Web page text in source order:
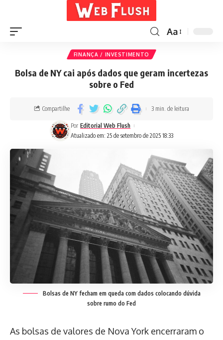
Aa
FINANÇA / INVESTIMENTO
Bolsa de NY cai após dados que geram incertezas
sobre o Fed
Atualizado em: 25 de setembro de 2025 18:33
Por Editorial Web Flush
Compartilhe 3 min. de leitura
Bolsas de NY fecham em queda com dados colocando dúvida
sobre rumo do Fed
As bolsas de valores de Nova York encerraram o